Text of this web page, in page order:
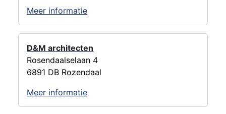
Meer informatie
D&M architecten
Rosendaalselaan 4
6891 DB Rozendaal
Meer informatie